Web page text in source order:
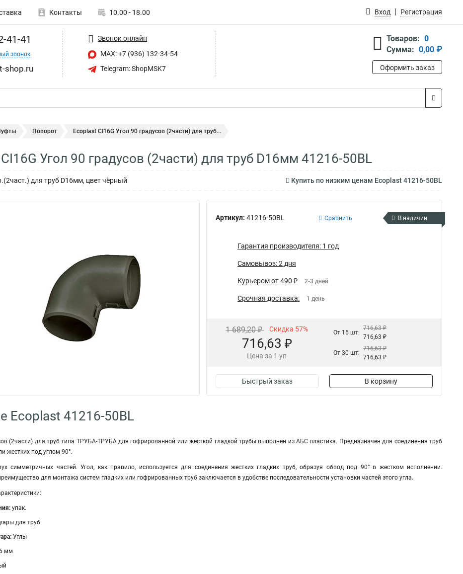
Контакты 10.00 - 18.00 Вход Регистрация
41-41
звонок
shop.ru
Звонок онлайн
MAX: +7 (936) 132-34-54
Telegram: ShopMSK7
Товаров: 0
Сумма: 0,00 ₽
Оформить заказ
Поворот Ecoplast CI16G Угол 90 градусов (2части) для труб...
Угол 90 градусов (2части) для труб D16мм 41216-50BL
для труб D16мм, цвет чёрный Купить по низким ценам Ecoplast 41216-50BL
Артикул: 41216-50BL Сравнить В наличии
Гарантия производителя: 1 год
Самовывоз: 2 дня
Курьером от 490 ₽ 2-3 дней
Срочная доставка: 1 день
1 689,20 ₽ Скидка 57%
716,63 ₽
Цена за 1 уп
От 15 шт:
716,63 ₽
716,63 ₽
От 30 шт:
716,63 ₽
716,63 ₽
Быстрый заказ В корзину
Ecoplast 41216-50BL
(2части) для труб типа ТРУБА-ТРУБА для гофрированной или жесткой гладкой трубы выполнен из АБС пластика. Предназначен для соединения труб
жестких под углом 90°.
симметричных частей. Угол, как правило, используется для соединения жестких гладких труб, образуя обвод под 90° в жестком исполнении.
для монтажа систем гладких или гофрированных труб заключается в удобстве последовательности установки частей этого угла.
упак.
для труб
Углы
мм